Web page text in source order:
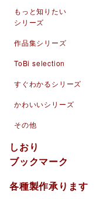
もっと知りたい
シリーズ
作品集シリーズ
ToBi selection
すぐわかるシリーズ
かわいいシリーズ
その他
しおり
ブックマーク
各種製作承ります